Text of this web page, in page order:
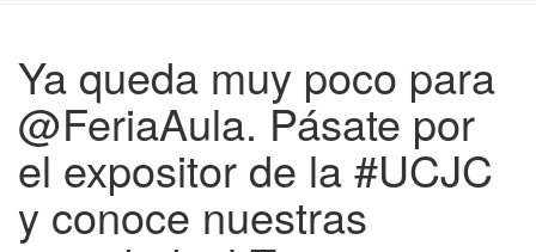
Ya queda muy poco para
@FeriaAula. Pásate por
el expositor de la #UCJC
y conoce nuestras